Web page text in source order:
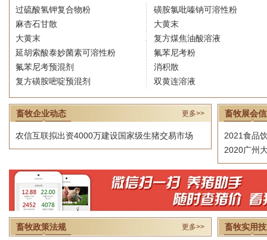
过硫酸氢钾复合物粉
麻杏石甘散
大黄末
延胡索酸泰妙菌素可溶性粉
氟苯尼考预混剂
复方磺胺嘧啶预混剂
磺胺氯吡嗪钠可溶性粉
大黄末
复方煤焦油酸溶液
氟苯尼考粉
消积散
双黄连溶液
畜牧企业动态 更多>>
农信互联拟出资4000万建设国家级生猪交易市场
畜牧展会
2021食品
2020广州
畜牧政策法规 更多>> 畜牧实用